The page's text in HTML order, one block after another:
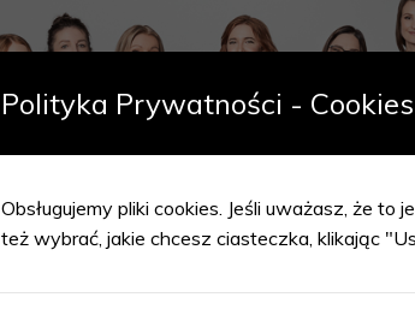
Polityka Prywatności - Cookies
Obsługujemy pliki cookies. Jeśli uważasz, że
też wybrać, jakie chcesz ciasteczka, klikając